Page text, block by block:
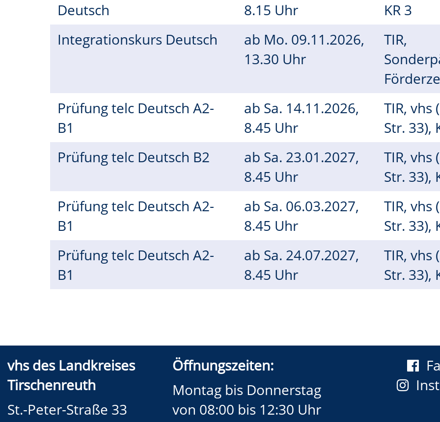
Deutsch
8.15 Uhr
KR 3
Integrationskurs Deutsch
ab Mo. 09.11.2026,
13.30 Uhr
TIR,
Prüfung telc Deutsch A2-
B1
ab Sa. 14.11.2026,
8.45 Uhr
TIR, vhs
Str. 33),
Prüfung telc Deutsch B2
ab Sa. 23.01.2027,
8.45 Uhr
TIR, vhs
Str. 33),
Prüfung telc Deutsch A2-
B1
ab Sa. 06.03.2027,
8.45 Uhr
TIR, vhs
Str. 33),
Prüfung telc Deutsch A2-
B1
ab Sa. 24.07.2027,
8.45 Uhr
TIR, vhs
Str. 33),
vhs des Landkreises
Tirschenreuth
St.-Peter-Straße 33
Öffnungszeiten:
Montag bis Donnerstag
von 08:00 bis 12:30 Uhr